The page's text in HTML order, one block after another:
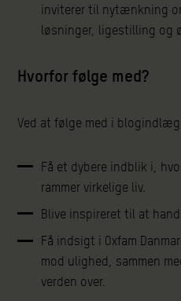
inviterer til nytænkning
løsninger, ligestilling og
Hvorfor følge med?
Ved at følge med i
Få et dybere indblik i,
rammer virkelige liv.
Blive inspireret til at
Få indsigt i Oxfam
mod ulighed, sammen
verden over.